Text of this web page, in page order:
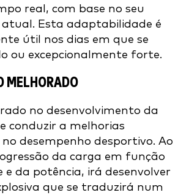
real, com base no seu
atual. Esta adaptabilidade é
útil nos dias em que se
ou excepcionalmente forte.
MELHORADO
no desenvolvimento da
conduzir a melhorias
desempenho desportivo. Ao
da carga em função
e da potência, irá desenvolver
que se traduzirá num